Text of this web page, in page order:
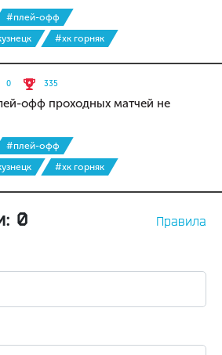
#плей-офф
#хк горняк
0 335
офф проходных матчей не
#плей-офф
#хк горняк
0 Правила